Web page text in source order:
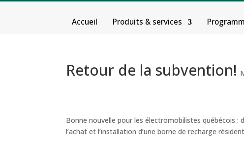
Accueil Produits & services
Retour de la subvention!
Bonne nouvelle pour les électromobilistes québécois :
l’achat et l’installation d’une borne de recharge